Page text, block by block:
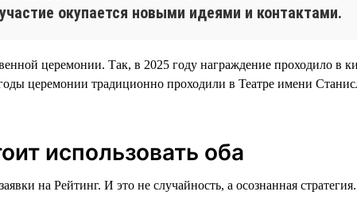
окупается новыми идеями и контактами.
церемонии. Так, в 2025 году награждение проходило в
церемонии традиционно проходили в Театре имени
использовать оба
на Рейтинг. И это не случайность, а осознанная стратегия.